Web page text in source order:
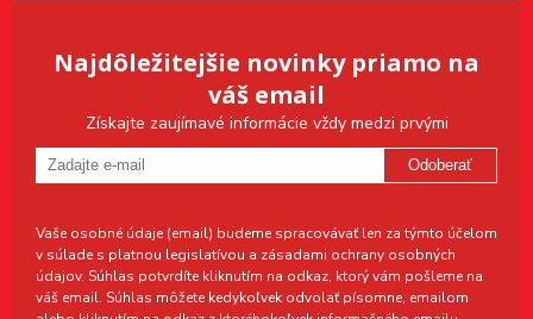
Najdôležitejšie novinky priamo na
váš email
Získajte zaujímavé informácie vždy medzi prvými
Odoberať
Vaše osobné údaje (email) budeme spracovávať len za týmto účelom
v súlade s platnou legislatívou a zásadami ochrany osobných
údajov. Súhlas potvrdíte kliknutím na odkaz, ktorý vám pošleme na
váš email. Súhlas môžete kedykoľvek odvolať písomne, emailom